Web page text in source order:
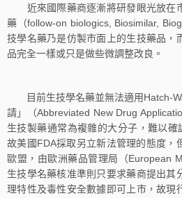
近來國際藥商逐漸將研發眼光放在
藥（follow-on biologics, Biosimilar,
技學名藥乃是仿製市面上的生技藥品，
品完全一樣或只是做些微調整改良。
目前生技學名藥並無法適用Hatch-
請」（Abbreviated New Drug
生技製藥通常為複雜的大分子，難以確
故美國FDA採取另立新法管理的態度，
歐盟，由歐洲藥品管理局（European
生技學名藥核准準則只要求藥商提出其
理特性及毒性安全數據即可上市，故現